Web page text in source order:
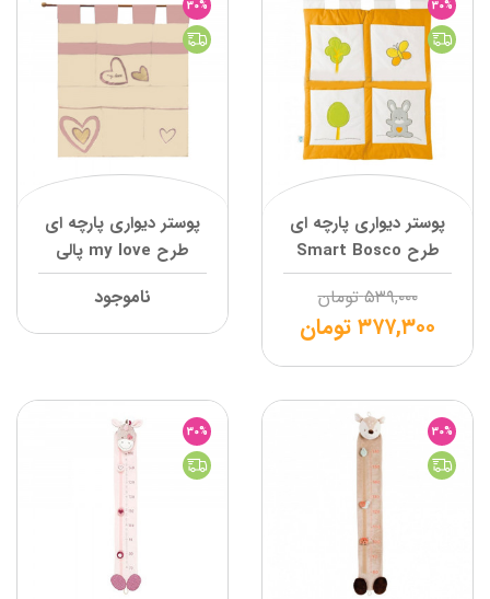
30%
پوستر دیواری پارچه ای
طرح Smart Bosco
پالی
۵۳۹,۰۰۰ تومان
۳۷۷,۳۰۰تومان
30%
پوستر دیواری پارچه ای
طرح my love پالی
ناموجود
30%
30%